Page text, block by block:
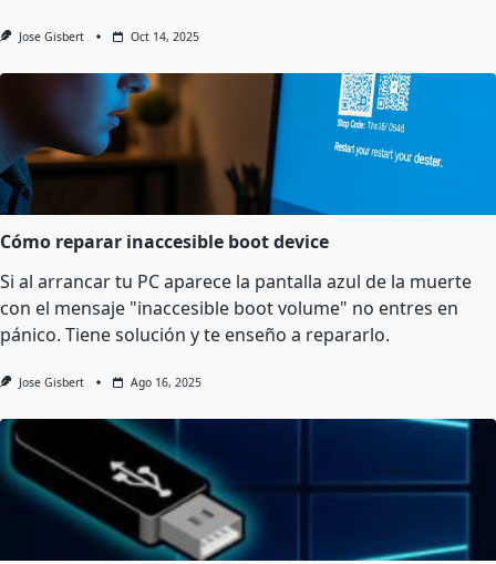
Jose Gisbert Oct 14, 2025
Cómo reparar inaccesible boot device
Si al arrancar tu PC aparece la pantalla azul de la muerte
con el mensaje "inaccesible boot volume" no entres en
pánico. Tiene solución y te enseño a repararlo.
Jose Gisbert Ago 16, 2025